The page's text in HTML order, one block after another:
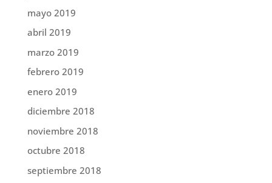
mayo 2019
abril 2019
marzo 2019
febrero 2019
enero 2019
diciembre 2018
noviembre 2018
octubre 2018
septiembre 2018